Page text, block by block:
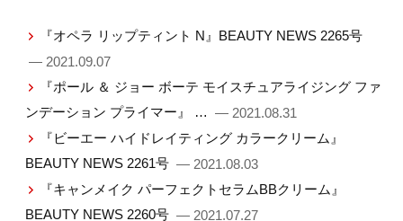
『オペラ リップティント N』BEAUTY NEWS 2265号
— 2021.09.07
『ポール ＆ ジョー ボーテ モイスチュアライジング ファ
ンデーション プライマー』 … — 2021.08.31
『ビーエー ハイドレイティング カラークリーム』
BEAUTY NEWS 2261号 — 2021.08.03
『キャンメイク パーフェクトセラムBBクリーム』
BEAUTY NEWS 2260号 — 2021.07.27